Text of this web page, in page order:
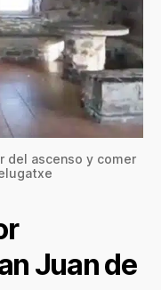
del ascenso y comer
Juan de